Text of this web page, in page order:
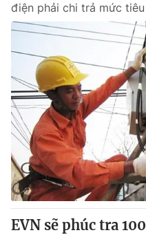
điện phải chi trả mức
EVN sẽ phúc tra